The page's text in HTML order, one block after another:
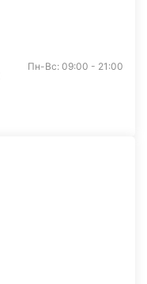
Пн-Вс: 09:00 - 21:00